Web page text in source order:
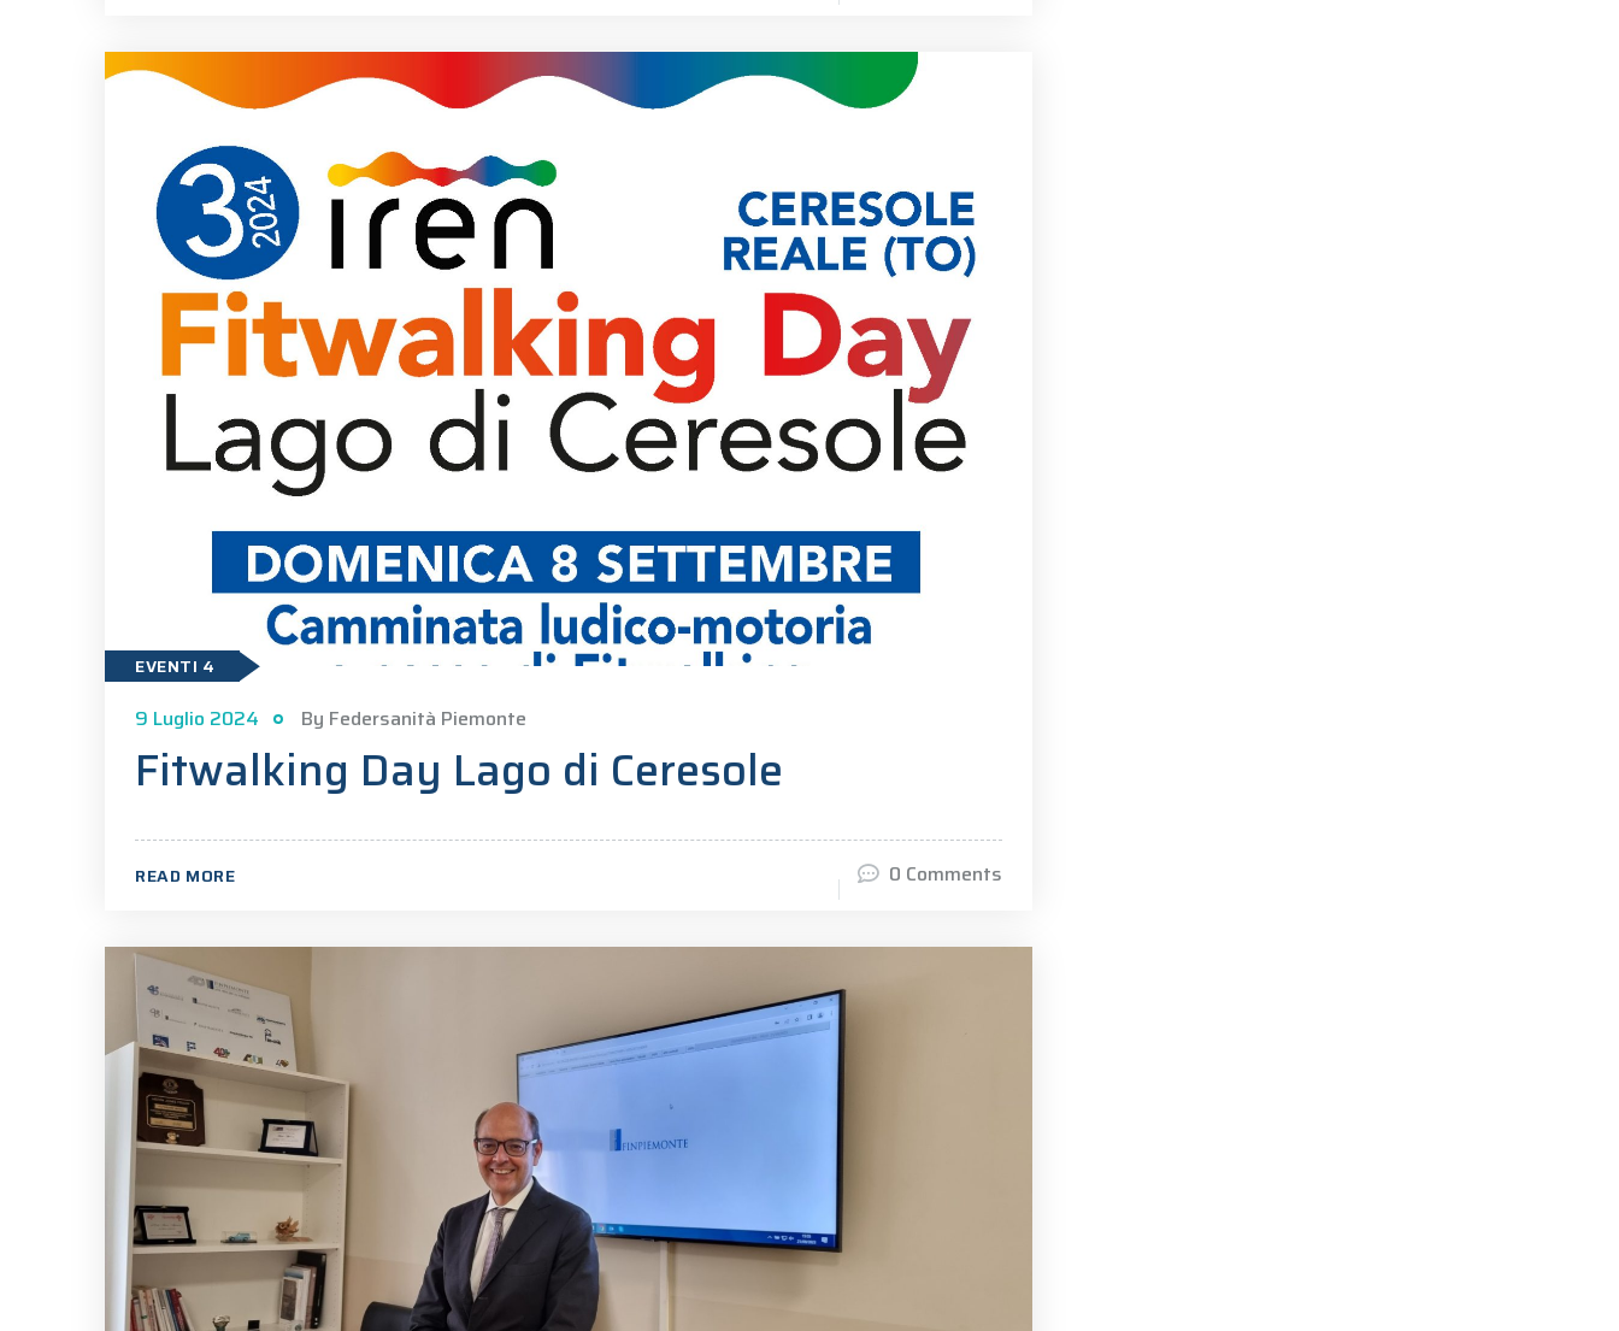
EVENTI 4
9 Luglio 2024 By Federsanità Piemonte
Fitwalking Day Lago di Ceresole
READ MORE 0 Comments